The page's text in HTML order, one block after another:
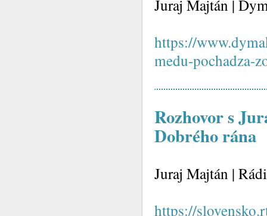
Juraj Majtán |
https://
medu-pochadza-
Rozhovor s
Dobrého rána
Juraj Majtán |
https://